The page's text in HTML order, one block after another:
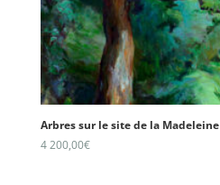
Arbres sur le site de la Madeleine
4 200,00€